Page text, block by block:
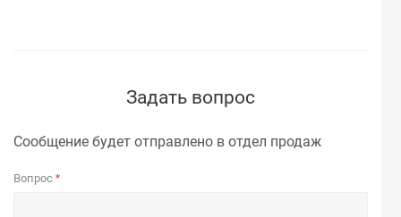
Задать вопрос
Сообщение будет отправлено в отдел продаж
Вопрос *